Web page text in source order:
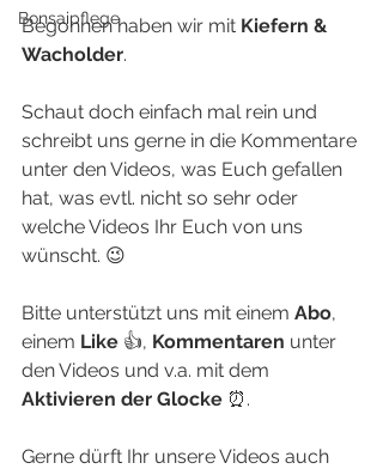
Bonsaipflege
Begonnen haben wir mit Kiefern &
Wacholder.
Schaut doch einfach mal rein und
schreibt uns gerne in die Kommentare
unter den Videos, was Euch gefallen
hat, was evtl. nicht so sehr oder
welche Videos Ihr Euch von uns
wünscht. 😉
Bitte unterstützt uns mit einem Abo,
einem Like 👍, Kommentaren unter
den Videos und v.a. mit dem
Aktivieren der Glocke ⏰.
Gerne dürft Ihr unsere Videos auch